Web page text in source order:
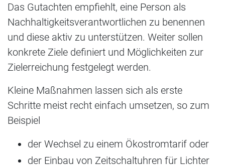
Das Gutachten empfiehlt, eine Person als
Nachhaltigkeitsverantwortlichen zu benennen
und diese aktiv zu unterstützen. Weiter sollen
konkrete Ziele definiert und Möglichkeiten zur
Zielerreichung festgelegt werden.
Kleine Maßnahmen lassen sich als erste
Schritte meist recht einfach umsetzen, so zum
Beispiel
der Wechsel zu einem Ökostromtarif oder
der Einbau von Zeitschaltuhren für Lichter